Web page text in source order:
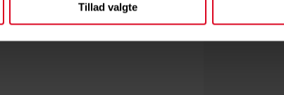
Tillad valgte